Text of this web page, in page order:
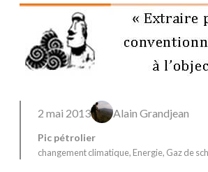
2 mai 2013 Alain Grandjean
Pic pétrolier
changement climatique, Energie, Gaz de